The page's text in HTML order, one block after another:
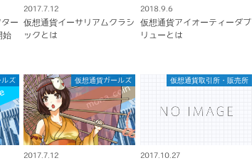
ー
始
2017.7.12
仮想通貨イーサリアムクラシ
ックとは
2018.9.6
仮想通貨アイオーティーダブ
リューとは
ルズ 仮想通貨ガールズ
2017.7.12
仮想通貨取引所・販売所
2017.10.27